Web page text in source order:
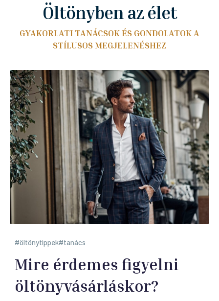
Öltönyben az élet
GYAKORLATI TANÁCSOK ÉS GONDOLATOK A
STÍLUSOS MEGJELENÉSHEZ
öltönytippek tanács
Mire érdemes figyelni
öltönyvásárláskor?